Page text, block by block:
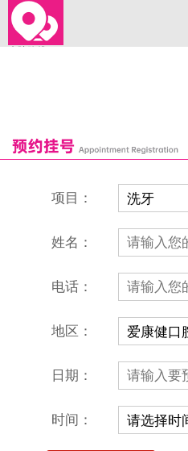
恒乐口腔诊所
富港口腔诊所
营业时间：9:00-18:00
（节假日照常上班）
微信线上预约：aikangjian1995
微信小程序：爱康健齿科
项目：
姓名：
电话：
地区：
日期：
时间：